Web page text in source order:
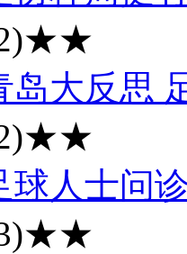
★★
岛大反思
★★
球人士问
★★